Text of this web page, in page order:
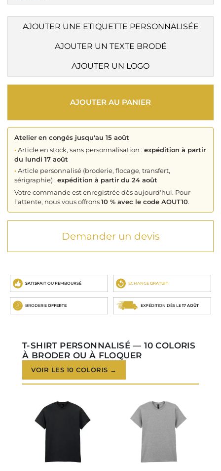
AJOUTER UNE ETIQUETTE PERSONNALISÉE
AJOUTER UN TEXTE BRODÉ
AJOUTER UN LOGO
AJOUTER AU PANIER
Atelier en congés jusqu'au 15 août
•Article en stock, sans personnalisation : expédition à partir
du lundi 17 août
•Article personnalisé (broderie, flocage, transfert,
sérigraphie) : expédition à partir du 24 août
Votre commande est enregistrée dès aujourd'hui. Pour
l'attente, nous vous offrons10 % avec le code AOUT10.
Demander un devis
SATISFAIT OU REMBOURSÉ ECHANGE GRATUIT
BRODERIE OFFERTE EXPÉDITION DÈS LE 17 AOÛT
T-SHIRT PERSONNALISÉ — 10 COLORIS
À BRODER OU À FLOQUER
VOIR LES 10 COLORIS →